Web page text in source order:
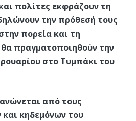
πολίτες εκφράζουν τη
την πρόθεσή τους
πορεία και τη
πραγματοποιηθούν την
στο Τυμπάκι του
από τους
κηδεμόνων του